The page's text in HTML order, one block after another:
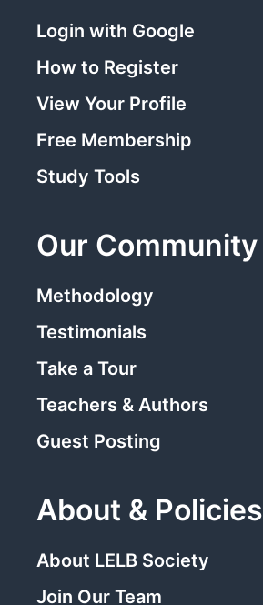
Login with Google
How to Register
View Your Profile
Free Membership
Study Tools
Our Community
Methodology
Testimonials
Take a Tour
Teachers & Authors
Guest Posting
About & Policies
About LELB Society
Join Our Team